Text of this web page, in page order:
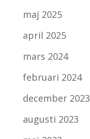
maj 2025
april 2025
mars 2024
februari 2024
december 2023
augusti 2023